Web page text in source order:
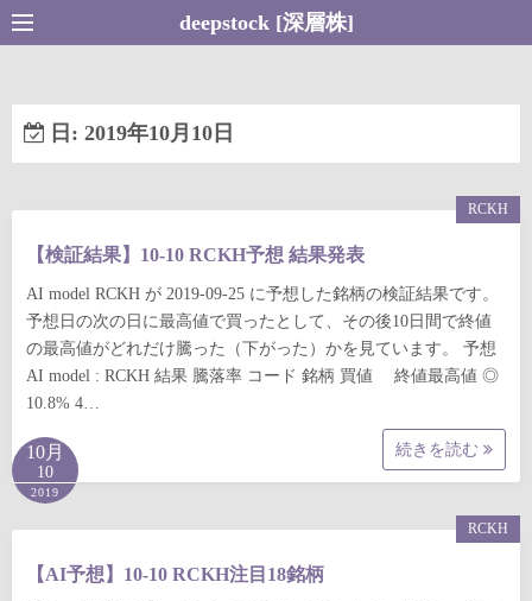
コ
ン
ン
へ
deepstock [深層株]
日: 2019年10月10日
【検証結果】10-10 RCKH予想 結果発表
AI model RCKH が 2019-09-25 に予想した銘柄の検証結果です。
予想日の次の日に最高値で買ったとして、その後10日間で終値
の最高値がどれだけ騰った（下がった）かを見ています。 予想
AI model : RCKH 結果 騰落率 コード 銘柄 買値 終値最高値 ◎
10.8% 4…
続きを読む
RCKH
10月
10
2019
【AI予想】10-10 RCKH注目18銘柄
RCKH